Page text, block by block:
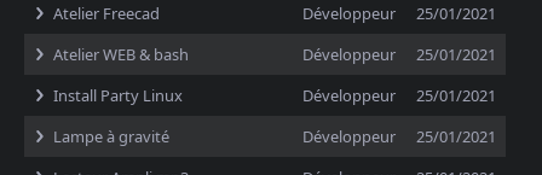
Atelier Freecad
Développeur
25/01/2021
Atelier WEB & bash
Développeur
25/01/2021
Install Party Linux
Développeur
25/01/2021
Lampe à gravité
Développeur
25/01/2021